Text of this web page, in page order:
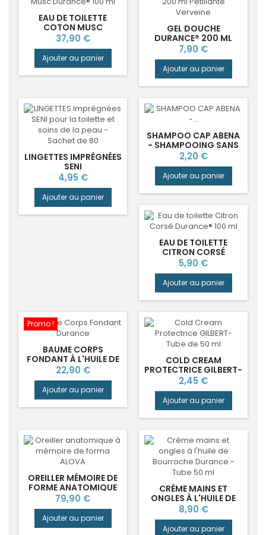
EAU DE TOILETTE
COTON MUSC
DURANCE®
Prix
37,90 €
Ajouter au panier
GEL DOUCHE
DURANCE® 200 ML
PÉTILLANTE VERVEINE
Prix
7,90 €
Ajouter au panier
LINGETTES IMPRÉGNÉES
SENI
Prix
4,95 €
Ajouter au panier
SHAMPOO CAP ABENA
- SHAMPOOING SANS
RINÇAGE HYGIÈNE
Prix
2,20 €
Ajouter au panier
EAU DE TOILETTE
CITRON CORSÉ
DURANCE®
Prix
5,90 €
Ajouter au panier
Promo !
BAUME CORPS
FONDANT À L'HUILE DE
BOURRACHE
DURANCE®
Prix
22,90 €
Ajouter au panier
COLD CREAM
PROTECTRICE GILBERT-
TUBE DE 50 ML
Prix
2,45 €
Ajouter au panier
OREILLER MÉMOIRE DE
FORME ANATOMIQUE
CERVICAL ALOVA
Prix
79,90 €
Ajouter au panier
CRÈME MAINS ET
ONGLES À L'HUILE DE
BOURRACHE
DURANCE®
Prix
8,90 €
Ajouter au panier